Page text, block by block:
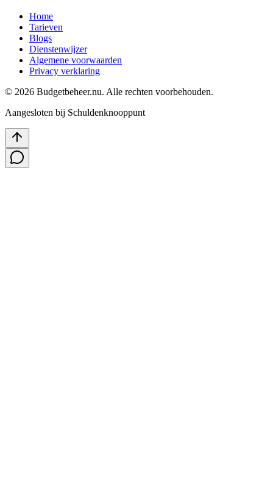
Home
Tarieven
Blogs
Dienstenwijzer
Algemene voorwaarden
Privacy verklaring
© 2026 Budgetbeheer.nu. Alle rechten voorbehouden.
Aangesloten bij Schuldenknooppunt